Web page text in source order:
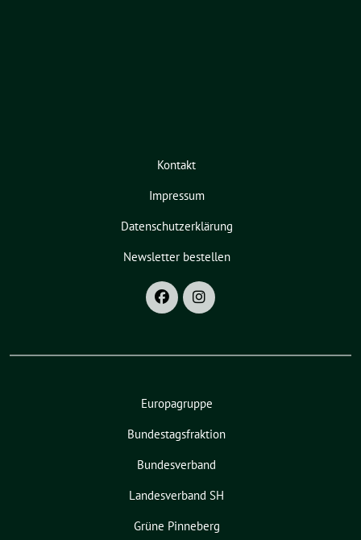
Kontakt
Impressum
Datenschutzerklärung
Newsletter bestellen
Europagruppe
Bundestagsfraktion
Bundesverband
Landesverband SH
Grüne Pinneberg